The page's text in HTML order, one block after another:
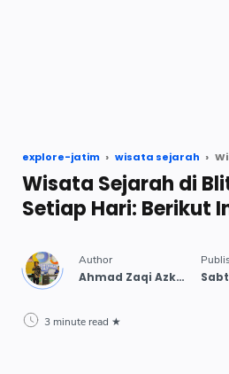
explore-jatim wisata sejarah
Wisata Sejarah di
Setiap Hari: Berikut
3 minute read